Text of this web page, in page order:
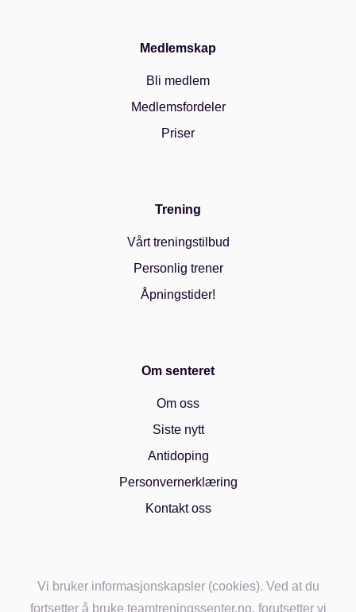
Medlemskap
Bli medlem
Medlemsfordeler
Priser
Trening
Vårt treningstilbud
Personlig trener
Åpningstider!
Om senteret
Om oss
Siste nytt
Antidoping
Personvernerklæring
Kontakt oss
Vi bruker informasjonskapsler (cookies). Ved at du
fortsetter å bruke teamtreningssenter.no, forutsetter vi